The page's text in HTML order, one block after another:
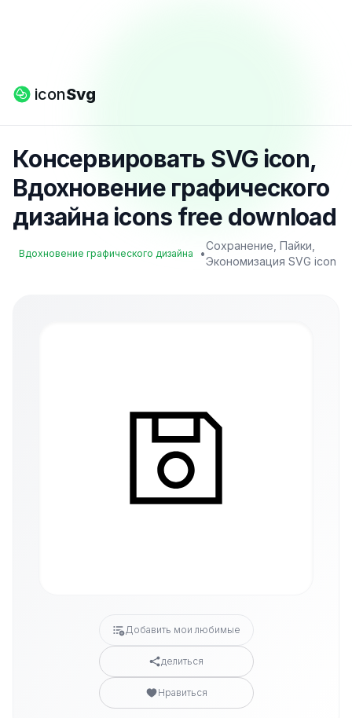
iconSvg
Консервировать SVG icon,
Вдохновение графического
дизайна icons free download
Вдохновение графического дизайна •
Сохранение, Пайки,
Экономизация SVG icon
Добавить мои любимые
делиться
Нравиться